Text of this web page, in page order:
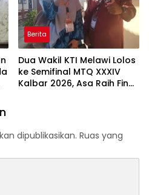
Berita
Dua Wakil KTI Melawi Lolos
ke Semifinal MTQ XXXIV
Kalbar 2026, Asa Raih Final
dipublikasikan. Ruas yang